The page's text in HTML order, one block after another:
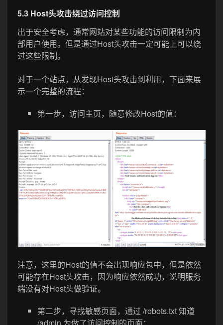
5.3 Host头攻击绕过访问控制
出于安全考虑，通常网站对某些功能的访问限制为内
部用户使用。但是通过Host头攻击一定可能上可以绕
过这些限制。
对于一个站点，从发现Host头攻击到利用，下面来展
示一个完整的流程：
第一步，访问主页，随意修改Host的值：
注意，这里的Host的值不会出现响应包中，但是依然
可能存在Host头攻击，因为响应依然成功，说明服务
端没有对Host头做验证。
第二步，寻找敏感页面，通过 /robots.txt 知道